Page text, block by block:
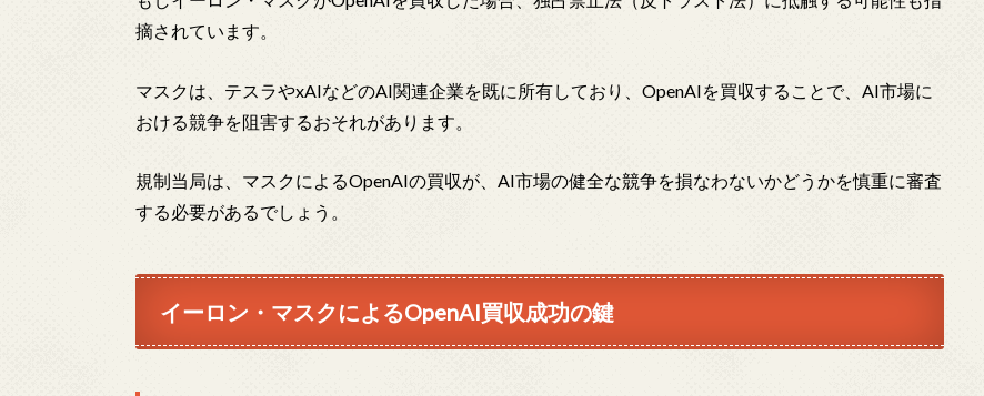
摘されています。
マスクは、テスラやxAIなどのAI関連企業を既に所有しており、OpenAIを買収することで、AI市場に
おける競争を阻害するおそれがあります。
規制当局は、マスクによるOpenAIの買収が、AI市場の健全な競争を損なわないかどうかを慎重に審査
する必要があるでしょう。
イーロン・マスクによるOpenAI買収成功の鍵